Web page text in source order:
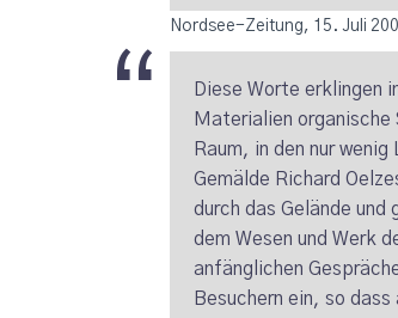
Nordsee-Zeitung, 15. Juli
Diese Worte erklingen
Materialien
Raum, in den nur
Gemälde Richard
durch das Gelände
dem Wesen und Werk
anfänglichen
Besuchern ein, so